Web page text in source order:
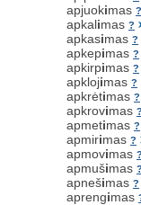
apjuokimas ?
apkalimas ?
apkasimas ?
apkepimas ?
apkirpimas ?
apklojimas ?
apkrėtimas ?
apkrovimas
apmetimas ?
apmirimas ?
apmovimas
apmušimas
apnešimas ?
aprengimas